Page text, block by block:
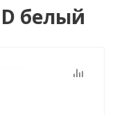
белый